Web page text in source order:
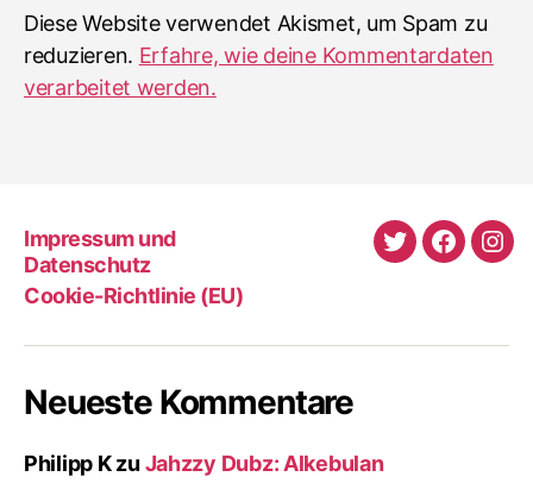
Diese Website verwendet Akismet, um Spam zu
reduzieren. Erfahre, wie deine Kommentardaten
verarbeitet werden.
Impressum und
Datenschutz
Cookie-Richtlinie (EU)
Twitter
Neueste Kommentare
Philipp Kzu Jahzzy Dubz: Alkebulan